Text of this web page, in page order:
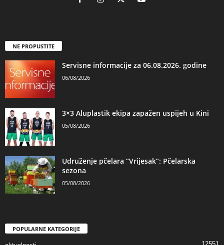
NE PROPUSTITE
Servisne informacije za 06.08.2026. godine
06/08/2026
3×3 Aluplastik ekipa zapažen uspijeh u Kini
05/08/2026
Udruženje pčelara “Vrijesak”: Pčelarska
sezona
05/08/2026
POPULARNE KATEGORIJE